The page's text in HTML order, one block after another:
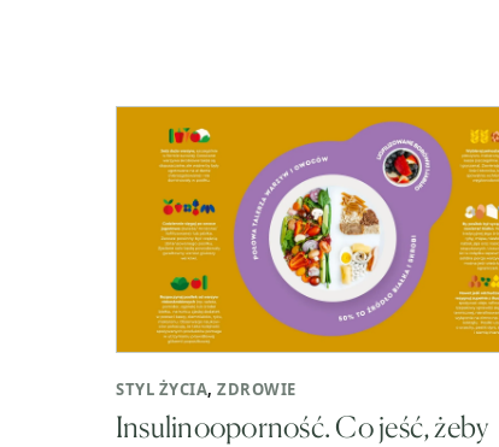
STYL ŻYCIA,ZDROWIE
Insulinooporność. Co jeść, żeby